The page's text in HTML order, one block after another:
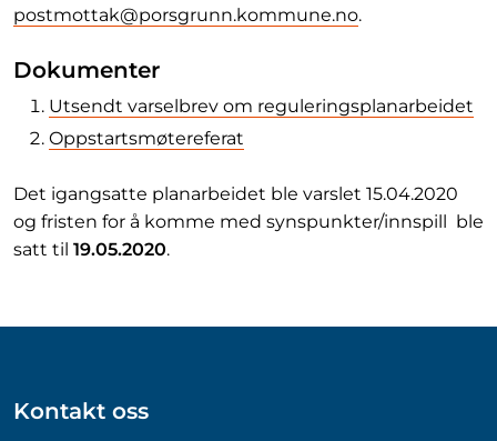
postmottak@porsgrunn.kommune.no.
Dokumenter
Utsendt varselbrev om reguleringsplanarbeidet
Oppstartsmøtereferat
Det igangsatte planarbeidet ble varslet 15.04.2020
og fristen for å komme med synspunkter/innspill ble
satt til 19.05.2020.
Kontakt oss